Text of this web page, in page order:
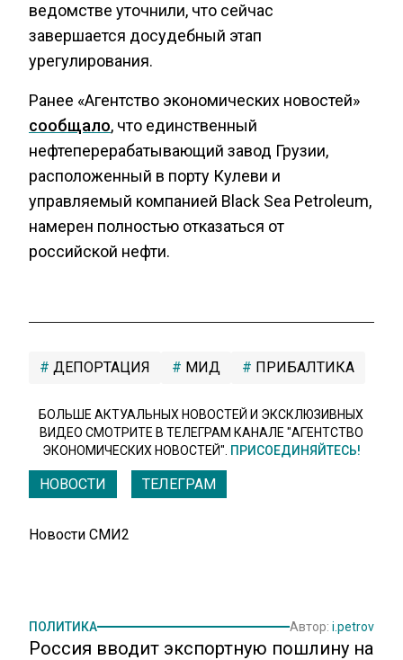
ведомстве уточнили, что сейчас
завершается досудебный этап
урегулирования.
Ранее «Агентство экономических новостей»
сообщало, что единственный
нефтеперерабатывающий завод Грузии,
расположенный в порту Кулеви и
управляемый компанией Black Sea Petroleum,
намерен полностью отказаться от
российской нефти.
ДЕПОРТАЦИЯ МИД ПРИБАЛТИКА
БОЛЬШЕ АКТУАЛЬНЫХ НОВОСТЕЙ И ЭКСКЛЮЗИВНЫХ
ВИДЕО СМОТРИТЕ В ТЕЛЕГРАМ КАНАЛЕ "АГЕНТСТВО
ЭКОНОМИЧЕСКИХ НОВОСТЕЙ". ПРИСОЕДИНЯЙТЕСЬ!
НОВОСТИ ТЕЛЕГРАМ
Новости СМИ2
ПОЛИТИКА Автор: i.petrov
Россия вводит экспортную пошлину на